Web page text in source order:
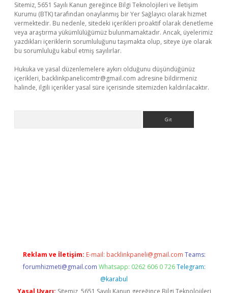
Sitemiz, 5651 Sayılı Kanun gereğince Bilgi Teknolojileri ve İletişim
Kurumu (BTK) tarafından onaylanmış bir Yer Sağlayıcı olarak hizmet
vermektedir. Bu nedenle, sitedeki içerikleri proaktif olarak denetleme
veya araştırma yükümlülüğümüz bulunmamaktadır. Ancak, üyelerimiz
yazdıkları içeriklerin sorumluluğunu taşımakta olup, siteye üye olarak
bu sorumluluğu kabul etmiş sayılırlar.
Hukuka ve yasal düzenlemelere aykırı olduğunu düşündüğünüz
içerikleri, backlinkpanelicomtr@gmail.com adresine bildirmeniz
halinde, ilgili içerikler yasal süre içerisinde sitemizden kaldırılacaktır.
Reklam ve İletişim: E-mail: backlinkpaneli@gmail.com Teams:
forumhizmeti@gmail.com Whatsapp: 0262 606 0 726 Telegram:
@karabul
Yasal Uyarı: Sitemiz, 5651 Sayılı Kanun gereğince Bilgi Teknolojileri